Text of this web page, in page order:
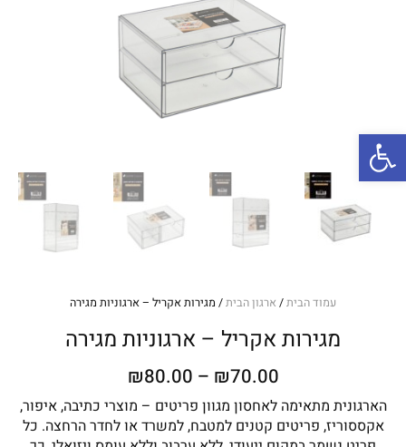
פתח סרגל נגישות
עמוד הבית/ ארגון הבית/ מגירות אקריל – ארגוניות מגירה
מגירות אקריל – ארגוניות מגירה
₪70.00
–
₪80.00
מחירים:
⁦₪70.00⁩
עד
הארגונית מתאימה לאחסון מגוון פריטים – מוצרי כתיבה, איפור,
אקססוריז, פריטים קטנים למטבח, למשרד או לחדר הרחצה. כל